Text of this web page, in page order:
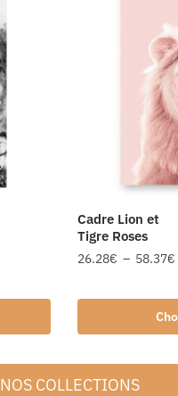
Cadre Lion et
Tigre Roses
26.28€ – 58.37€
NOS COLLECTIONS